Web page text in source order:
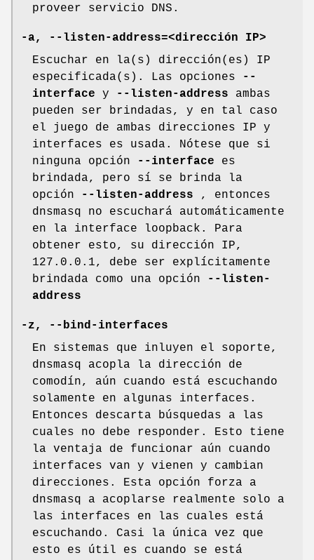
proveer servicio DNS.
-a, --listen-address=<dirección IP>
Escuchar en la(s) dirección(es) IP
especificada(s). Las opciones
--
interface y --listen-address ambas
pueden ser brindadas, y en tal caso
el juego de ambas direcciones IP y
interfaces es usada. Nótese que si
ninguna opción
--interface es
brindada, pero sí se brinda la
opción
--listen-address , entonces
dnsmasq no escuchará automáticamente
en la interface loopback. Para
obtener esto, su dirección IP,
127.0.0.1, debe ser explícitamente
brindada como una opción
--listen-
address
-z, --bind-interfaces
En sistemas que inluyen el soporte,
dnsmasq acopla la dirección de
comodín, aún cuando está escuchando
solamente en algunas interfaces.
Entonces descarta búsquedas a las
cuales no debe responder. Esto tiene
la ventaja de funcionar aún cuando
interfaces van y vienen y cambian
direcciones. Esta opción forza a
dnsmasq a acoplarse realmente solo a
las interfaces en las cuales está
escuchando. Casi la única vez que
esto es útil es cuando se está